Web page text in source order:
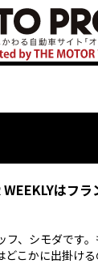
はフ
フ、シモダです
こかに出掛け